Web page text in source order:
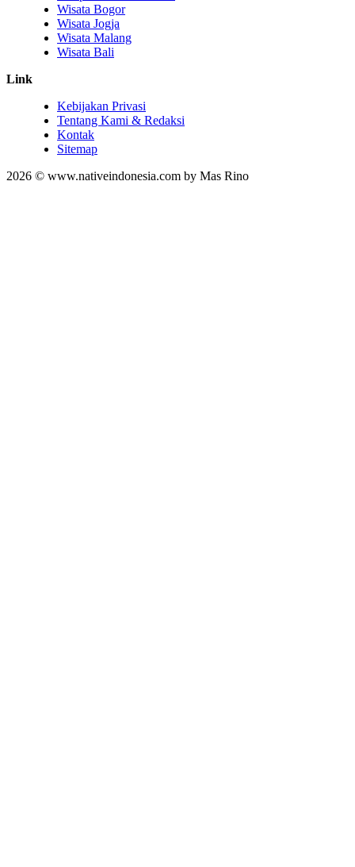
Wisata Bogor
Wisata Jogja
Wisata Malang
Wisata Bali
Link
Kebijakan Privasi
Tentang Kami & Redaksi
Kontak
Sitemap
2026 © www.nativeindonesia.com by Mas Rino